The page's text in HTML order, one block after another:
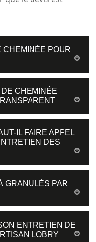
CHEMINÉE POUR
CHEMINÉE
IL FAIRE APPEL
DES
GRANULÉS PAR
ENTRETIEN DE
LOBRY